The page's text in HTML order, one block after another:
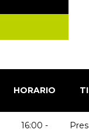
HORARIO
16:00 -